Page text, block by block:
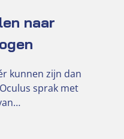
naar
kunnen zijn dan
sprak met